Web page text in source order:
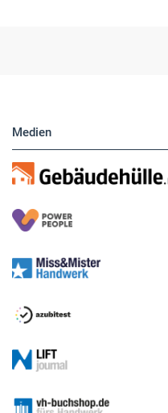
Medien